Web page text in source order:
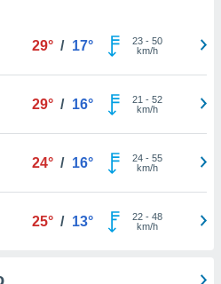
29° / 17° 23- 50
km/h
29° / 16° 21 - 52
km/h
24° / 16° 24- 55
km/h
25° / 13° 22- 48
km/h